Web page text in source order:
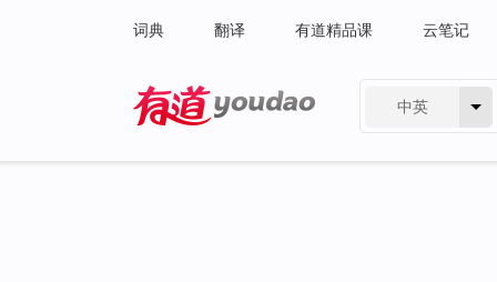
词典 翻译 有道精品课 云笔记
中英